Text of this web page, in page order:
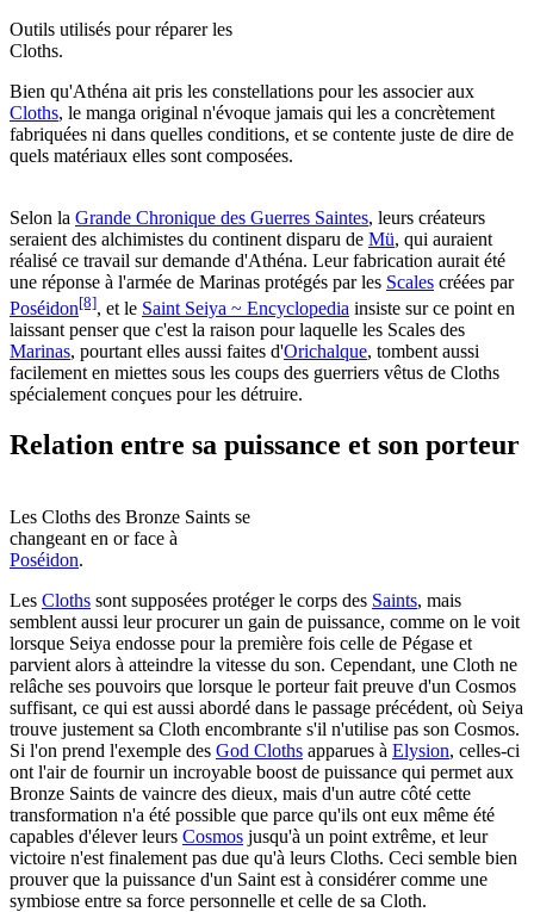
Outils utilisés pour réparer les
Cloths.
Bien qu'Athéna ait pris les constellations pour les associer aux
Cloths, le manga original n'évoque jamais qui les a concrètement
fabriquées ni dans quelles conditions, et se contente juste de dire de
quels matériaux elles sont composées.
Selon la Grande Chronique des Guerres Saintes, leurs créateurs
seraient des alchimistes du continent disparu de Mü, qui auraient
réalisé ce travail sur demande d'Athéna. Leur fabrication aurait été
une réponse à l'armée de Marinas protégés par les Scales créées par
Poséidon[8], et le Saint Seiya ~ Encyclopedia insiste sur ce point en
laissant penser que c'est la raison pour laquelle les Scales des
Marinas, pourtant elles aussi faites d'Orichalque, tombent aussi
facilement en miettes sous les coups des guerriers vêtus de Cloths
spécialement conçues pour les détruire.
Relation entre sa puissance et son porteur
Les Cloths des Bronze Saints se
changeant en or face à
Poséidon.
Les Cloths sont supposées protéger le corps des Saints, mais
semblent aussi leur procurer un gain de puissance, comme on le voit
lorsque Seiya endosse pour la première fois celle de Pégase et
parvient alors à atteindre la vitesse du son. Cependant, une Cloth ne
relâche ses pouvoirs que lorsque le porteur fait preuve d'un Cosmos
suffisant, ce qui est aussi abordé dans le passage précédent, où Seiya
trouve justement sa Cloth encombrante s'il n'utilise pas son Cosmos.
Si l'on prend l'exemple des God Cloths apparues à Elysion, celles-ci
ont l'air de fournir un incroyable boost de puissance qui permet aux
Bronze Saints de vaincre des dieux, mais d'un autre côté cette
transformation n'a été possible que parce qu'ils ont eux même été
capables d'élever leurs Cosmos jusqu'à un point extrême, et leur
victoire n'est finalement pas due qu'à leurs Cloths. Ceci semble bien
prouver que la puissance d'un Saint est à considérer comme une
symbiose entre sa force personnelle et celle de sa Cloth.